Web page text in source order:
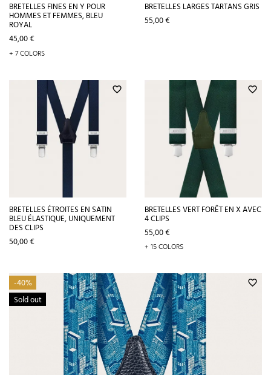
BRETELLES FINES EN Y POUR
HOMMES ET FEMMES, BLEU
ROYAL
Prix
45,00 €
+ 7 COLORS
BRETELLES LARGES TARTANS GRIS
Prix
55,00 €
favorite_border
BRETELLES ÉTROITES EN SATIN
BLEU ÉLASTIQUE, UNIQUEMENT
DES CLIPS
Prix
50,00 €
favorite_border
BRETELLES VERT FORÊT EN X AVEC
4 CLIPS
Prix
55,00 €
+ 15 COLORS
favorite_border
-40%
Sold out